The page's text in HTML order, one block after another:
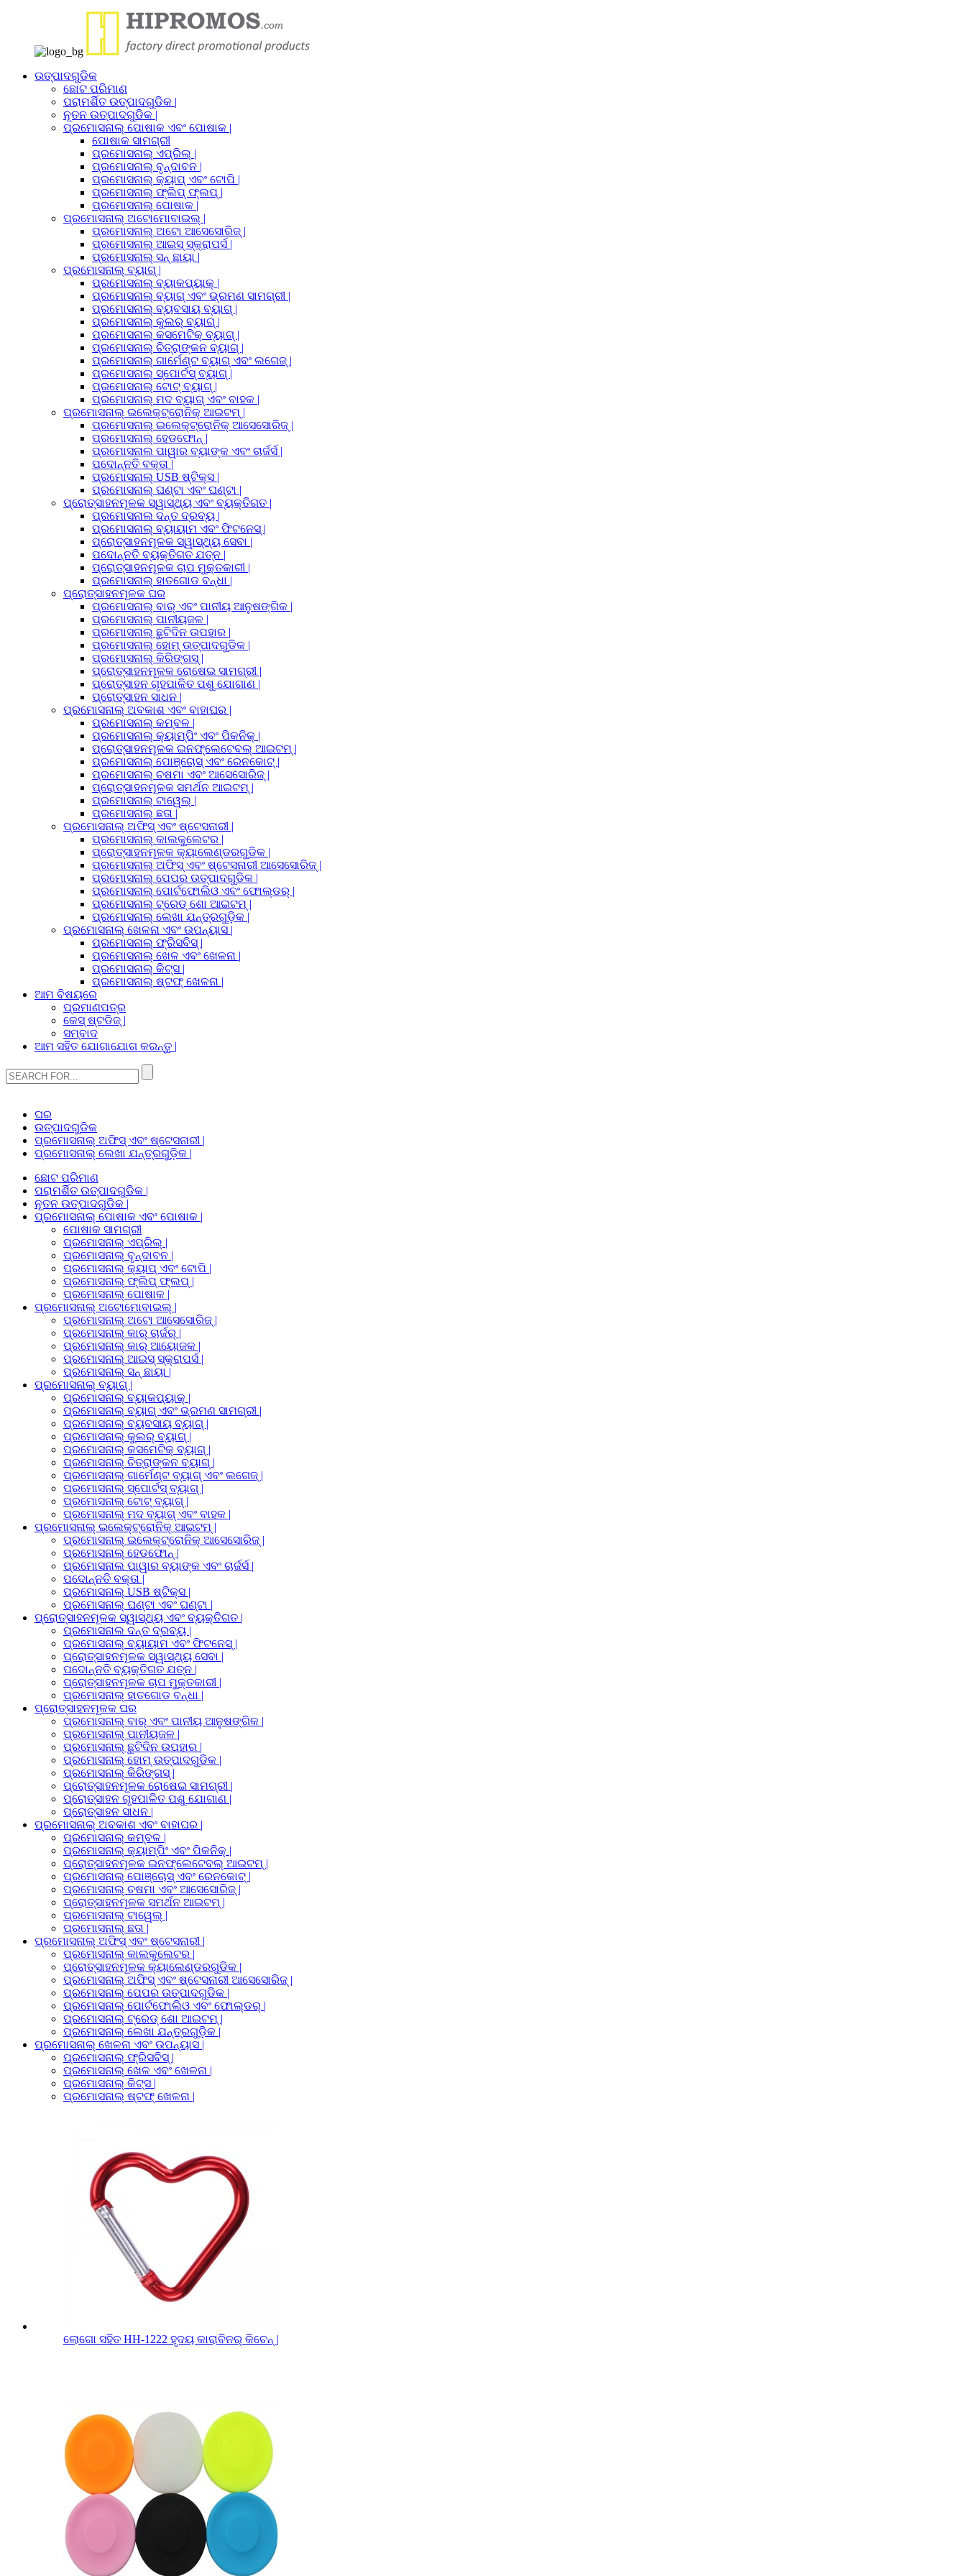
ଉତ୍ପାଦଗୁଡିକ
ଛୋଟ ପରିମାଣ
ପରାମର୍ଶିତ ଉତ୍ପାଦଗୁଡିକ |
ନୂତନ ଉତ୍ପାଦଗୁଡିକ |
ପ୍ରମୋସନାଲ୍ ପୋଷାକ ଏବଂ ପୋଷାକ |
ପୋଷାକ ସାମଗ୍ରୀ
ପ୍ରମୋସନାଲ୍ ଏପ୍ରିଲ୍ |
ପ୍ରମୋସନାଲ୍ ବୃନ୍ଦାବନ |
ପ୍ରମୋସନାଲ୍ କ୍ୟାପ୍ ଏବଂ ଟୋପି |
ପ୍ରମୋସନାଲ୍ ଫ୍ଲିପ୍ ଫ୍ଲପ୍ |
ପ୍ରମୋସନାଲ୍ ପୋଷାକ |
ପ୍ରମୋସନାଲ୍ ଅଟୋମୋବାଇଲ୍ |
ପ୍ରମୋସନାଲ୍ ଅଟୋ ଆସେସୋରିଜ୍ |
ପ୍ରମୋସନାଲ୍ ଆଇସ୍ ସ୍କ୍ରାପର୍ସ |
ପ୍ରମୋସନାଲ୍ ସନ୍ ଛାୟା |
ପ୍ରମୋସନାଲ୍ ବ୍ୟାଗ୍ |
ପ୍ରମୋସନାଲ୍ ବ୍ୟାକପ୍ୟାକ୍ |
ପ୍ରମୋସନାଲ୍ ବ୍ୟାଗ୍ ଏବଂ ଭ୍ରମଣ ସାମଗ୍ରୀ |
ପ୍ରମୋସନାଲ୍ ବ୍ୟବସାୟ ବ୍ୟାଗ୍ |
ପ୍ରମୋସନାଲ୍ କୁଲର୍ ବ୍ୟାଗ୍ |
ପ୍ରମୋସନାଲ୍ କସମେଟିକ୍ ବ୍ୟାଗ୍ |
ପ୍ରମୋସନାଲ୍ ଚିତ୍ରାଙ୍କନ ବ୍ୟାଗ୍ |
ପ୍ରମୋସନାଲ୍ ଗାର୍ମେଣ୍ଟ ବ୍ୟାଗ୍ ଏବଂ ଲଗେଜ୍ |
ପ୍ରମୋସନାଲ୍ ସ୍ପୋର୍ଟସ୍ ବ୍ୟାଗ୍ |
ପ୍ରମୋସନାଲ୍ ଟୋଟ୍ ବ୍ୟାଗ୍ |
ପ୍ରମୋସନାଲ୍ ମଦ ବ୍ୟାଗ୍ ଏବଂ ବାହକ |
ପ୍ରମୋସନାଲ୍ ଇଲେକ୍ଟ୍ରୋନିକ୍ ଆଇଟମ୍ |
ପ୍ରମୋସନାଲ୍ ଇଲେକ୍ଟ୍ରୋନିକ୍ ଆସେସୋରିଜ୍ |
ପ୍ରମୋସନାଲ୍ ହେଡଫୋନ୍ |
ପ୍ରମୋସନାଲ ପାୱାର ବ୍ୟାଙ୍କ ଏବଂ ଚାର୍ଜର୍ସ |
ପଦୋନ୍ନତି ବକ୍ତା |
ପ୍ରମୋସନାଲ୍ USB ଷ୍ଟିକ୍ସ |
ପ୍ରମୋସନାଲ୍ ଘଣ୍ଟା ଏବଂ ଘଣ୍ଟା |
ପ୍ରୋତ୍ସାହନମୂଳକ ସ୍ୱାସ୍ଥ୍ୟ ଏବଂ ବ୍ୟକ୍ତିଗତ |
ପ୍ରମୋସନାଲ ଦନ୍ତ ଦ୍ରବ୍ୟ |
ପ୍ରମୋସନାଲ୍ ବ୍ୟାୟାମ ଏବଂ ଫିଟନେସ୍ |
ପ୍ରୋତ୍ସାହନମୂଳକ ସ୍ୱାସ୍ଥ୍ୟ ସେବା |
ପଦୋନ୍ନତି ବ୍ୟକ୍ତିଗତ ଯତ୍ନ |
ପ୍ରୋତ୍ସାହନମୂଳକ ଚାପ ମୁକ୍ତକାରୀ |
ପ୍ରମୋସନାଲ୍ ହାତଗୋଡ ବନ୍ଧା |
ପ୍ରୋତ୍ସାହନମୂଳକ ଘର
ପ୍ରମୋସନାଲ୍ ବାର୍ ଏବଂ ପାନୀୟ ଆନୁଷଙ୍ଗିକ |
ପ୍ରମୋସନାଲ୍ ପାନୀୟଜଳ |
ପ୍ରମୋସନାଲ୍ ଛୁଟିଦିନ ଉପହାର |
ପ୍ରମୋସନାଲ୍ ହୋମ୍ ଉତ୍ପାଦଗୁଡିକ |
ପ୍ରମୋସନାଲ୍ କିରିଙ୍ଗସ୍ |
ପ୍ରୋତ୍ସାହନମୂଳକ ରୋଷେଇ ସାମଗ୍ରୀ |
ପ୍ରୋତ୍ସାହନ ଗୃହପାଳିତ ପଶୁ ଯୋଗାଣ |
ପ୍ରୋତ୍ସାହନ ସାଧନ |
ପ୍ରମୋସନାଲ୍ ଅବକାଶ ଏବଂ ବାହାଘର |
ପ୍ରମୋସନାଲ୍ କମ୍ବଳ |
ପ୍ରମୋସନାଲ୍ କ୍ୟାମ୍ପିଂ ଏବଂ ପିକନିକ୍ |
ପ୍ରୋତ୍ସାହନମୂଳକ ଇନଫ୍ଲେଟେବଲ୍ ଆଇଟମ୍ |
ପ୍ରମୋସନାଲ୍ ପୋଞ୍ଚୋସ୍ ଏବଂ ରେନକୋଟ୍ |
ପ୍ରମୋସନାଲ୍ ଚଷମା ଏବଂ ଆସେସୋରିଜ୍ |
ପ୍ରୋତ୍ସାହନମୂଳକ ସମର୍ଥନ ଆଇଟମ୍ |
ପ୍ରମୋସନାଲ୍ ଟାୱେଲ୍ |
ପ୍ରମୋସନାଲ୍ ଛତା |
ପ୍ରମୋସନାଲ୍ ଅଫିସ୍ ଏବଂ ଷ୍ଟେସନାରୀ |
ପ୍ରମୋସନାଲ୍ କାଲକୁଲେଟର |
ପ୍ରୋତ୍ସାହନମୂଳକ କ୍ୟାଲେଣ୍ଡରଗୁଡିକ |
ପ୍ରମୋସନାଲ୍ ଅଫିସ୍ ଏବଂ ଷ୍ଟେସନାରୀ ଆସେସୋରିଜ୍ |
ପ୍ରମୋସନାଲ୍ ପେପର ଉତ୍ପାଦଗୁଡିକ |
ପ୍ରମୋସନାଲ୍ ପୋର୍ଟଫୋଲିଓ ଏବଂ ଫୋଲ୍ଡର୍ |
ପ୍ରମୋସନାଲ୍ ଟ୍ରେଡ୍ ଶୋ ଆଇଟମ୍ |
ପ୍ରମୋସନାଲ୍ ଲେଖା ଯନ୍ତ୍ରଗୁଡ଼ିକ |
ପ୍ରମୋସନାଲ୍ ଖେଳନା ଏବଂ ଉପନ୍ୟାସ |
ପ୍ରମୋସନାଲ୍ ଫ୍ରିସବିସ୍ |
ପ୍ରମୋସନାଲ୍ ଖେଳ ଏବଂ ଖେଳନା |
ପ୍ରମୋସନାଲ୍ କିଟ୍ସ |
ପ୍ରମୋସନାଲ୍ ଷ୍ଟଫ୍ ଖେଳନା |
ଆମ ବିଷୟରେ
ପ୍ରମାଣପତ୍ର
କେସ୍ ଷ୍ଟଡିଜ୍ |
ସମ୍ବାଦ
ଆମ ସହିତ ଯୋଗାଯୋଗ କରନ୍ତୁ |
ଘର
ଉତ୍ପାଦଗୁଡିକ
ପ୍ରମୋସନାଲ୍ ଅଫିସ୍ ଏବଂ ଷ୍ଟେସନାରୀ |
ପ୍ରମୋସନାଲ୍ ଲେଖା ଯନ୍ତ୍ରଗୁଡ଼ିକ |
ଛୋଟ ପରିମାଣ
ପରାମର୍ଶିତ ଉତ୍ପାଦଗୁଡିକ |
ନୂତନ ଉତ୍ପାଦଗୁଡିକ |
ପ୍ରମୋସନାଲ୍ ପୋଷାକ ଏବଂ ପୋଷାକ |
ପୋଷାକ ସାମଗ୍ରୀ
ପ୍ରମୋସନାଲ୍ ଏପ୍ରିଲ୍ |
ପ୍ରମୋସନାଲ୍ ବୃନ୍ଦାବନ |
ପ୍ରମୋସନାଲ୍ କ୍ୟାପ୍ ଏବଂ ଟୋପି |
ପ୍ରମୋସନାଲ୍ ଫ୍ଲିପ୍ ଫ୍ଲପ୍ |
ପ୍ରମୋସନାଲ୍ ପୋଷାକ |
ପ୍ରମୋସନାଲ୍ ଅଟୋମୋବାଇଲ୍ |
ପ୍ରମୋସନାଲ୍ ଅଟୋ ଆସେସୋରିଜ୍ |
ପ୍ରମୋସନାଲ୍ କାର୍ ଚାର୍ଜର୍ |
ପ୍ରମୋସନାଲ୍ କାର୍ ଆୟୋଜକ |
ପ୍ରମୋସନାଲ୍ ଆଇସ୍ ସ୍କ୍ରାପର୍ସ |
ପ୍ରମୋସନାଲ୍ ସନ୍ ଛାୟା |
ପ୍ରମୋସନାଲ୍ ବ୍ୟାଗ୍ |
ପ୍ରମୋସନାଲ୍ ବ୍ୟାକପ୍ୟାକ୍ |
ପ୍ରମୋସନାଲ୍ ବ୍ୟାଗ୍ ଏବଂ ଭ୍ରମଣ ସାମଗ୍ରୀ |
ପ୍ରମୋସନାଲ୍ ବ୍ୟବସାୟ ବ୍ୟାଗ୍ |
ପ୍ରମୋସନାଲ୍ କୁଲର୍ ବ୍ୟାଗ୍ |
ପ୍ରମୋସନାଲ୍ କସମେଟିକ୍ ବ୍ୟାଗ୍ |
ପ୍ରମୋସନାଲ୍ ଚିତ୍ରାଙ୍କନ ବ୍ୟାଗ୍ |
ପ୍ରମୋସନାଲ୍ ଗାର୍ମେଣ୍ଟ ବ୍ୟାଗ୍ ଏବଂ ଲଗେଜ୍ |
ପ୍ରମୋସନାଲ୍ ସ୍ପୋର୍ଟସ୍ ବ୍ୟାଗ୍ |
ପ୍ରମୋସନାଲ୍ ଟୋଟ୍ ବ୍ୟାଗ୍ |
ପ୍ରମୋସନାଲ୍ ମଦ ବ୍ୟାଗ୍ ଏବଂ ବାହକ |
ପ୍ରମୋସନାଲ୍ ଇଲେକ୍ଟ୍ରୋନିକ୍ ଆଇଟମ୍ |
ପ୍ରମୋସନାଲ୍ ଇଲେକ୍ଟ୍ରୋନିକ୍ ଆସେସୋରିଜ୍ |
ପ୍ରମୋସନାଲ୍ ହେଡଫୋନ୍ |
ପ୍ରମୋସନାଲ ପାୱାର ବ୍ୟାଙ୍କ ଏବଂ ଚାର୍ଜର୍ସ |
ପଦୋନ୍ନତି ବକ୍ତା |
ପ୍ରମୋସନାଲ୍ USB ଷ୍ଟିକ୍ସ |
ପ୍ରମୋସନାଲ୍ ଘଣ୍ଟା ଏବଂ ଘଣ୍ଟା |
ପ୍ରୋତ୍ସାହନମୂଳକ ସ୍ୱାସ୍ଥ୍ୟ ଏବଂ ବ୍ୟକ୍ତିଗତ |
ପ୍ରମୋସନାଲ ଦନ୍ତ ଦ୍ରବ୍ୟ |
ପ୍ରମୋସନାଲ୍ ବ୍ୟାୟାମ ଏବଂ ଫିଟନେସ୍ |
ପ୍ରୋତ୍ସାହନମୂଳକ ସ୍ୱାସ୍ଥ୍ୟ ସେବା |
ପଦୋନ୍ନତି ବ୍ୟକ୍ତିଗତ ଯତ୍ନ |
ପ୍ରୋତ୍ସାହନମୂଳକ ଚାପ ମୁକ୍ତକାରୀ |
ପ୍ରମୋସନାଲ୍ ହାତଗୋଡ ବନ୍ଧା |
ପ୍ରୋତ୍ସାହନମୂଳକ ଘର
ପ୍ରମୋସନାଲ୍ ବାର୍ ଏବଂ ପାନୀୟ ଆନୁଷଙ୍ଗିକ |
ପ୍ରମୋସନାଲ୍ ପାନୀୟଜଳ |
ପ୍ରମୋସନାଲ୍ ଛୁଟିଦିନ ଉପହାର |
ପ୍ରମୋସନାଲ୍ ହୋମ୍ ଉତ୍ପାଦଗୁଡିକ |
ପ୍ରମୋସନାଲ୍ କିରିଙ୍ଗସ୍ |
ପ୍ରୋତ୍ସାହନମୂଳକ ରୋଷେଇ ସାମଗ୍ରୀ |
ପ୍ରୋତ୍ସାହନ ଗୃହପାଳିତ ପଶୁ ଯୋଗାଣ |
ପ୍ରୋତ୍ସାହନ ସାଧନ |
ପ୍ରମୋସନାଲ୍ ଅବକାଶ ଏବଂ ବାହାଘର |
ପ୍ରମୋସନାଲ୍ କମ୍ବଳ |
ପ୍ରମୋସନାଲ୍ କ୍ୟାମ୍ପିଂ ଏବଂ ପିକନିକ୍ |
ପ୍ରୋତ୍ସାହନମୂଳକ ଇନଫ୍ଲେଟେବଲ୍ ଆଇଟମ୍ |
ପ୍ରମୋସନାଲ୍ ପୋଞ୍ଚୋସ୍ ଏବଂ ରେନକୋଟ୍ |
ପ୍ରମୋସନାଲ୍ ଚଷମା ଏବଂ ଆସେସୋରିଜ୍ |
ପ୍ରୋତ୍ସାହନମୂଳକ ସମର୍ଥନ ଆଇଟମ୍ |
ପ୍ରମୋସନାଲ୍ ଟାୱେଲ୍ |
ପ୍ରମୋସନାଲ୍ ଛତା |
ପ୍ରମୋସନାଲ୍ ଅଫିସ୍ ଏବଂ ଷ୍ଟେସନାରୀ |
ପ୍ରମୋସନାଲ୍ କାଲକୁଲେଟର |
ପ୍ରୋତ୍ସାହନମୂଳକ କ୍ୟାଲେଣ୍ଡରଗୁଡିକ |
ପ୍ରମୋସନାଲ୍ ଅଫିସ୍ ଏବଂ ଷ୍ଟେସନାରୀ ଆସେସୋରିଜ୍ |
ପ୍ରମୋସନାଲ୍ ପେପର ଉତ୍ପାଦଗୁଡିକ |
ପ୍ରମୋସନାଲ୍ ପୋର୍ଟଫୋଲିଓ ଏବଂ ଫୋଲ୍ଡର୍ |
ପ୍ରମୋସନାଲ୍ ଟ୍ରେଡ୍ ଶୋ ଆଇଟମ୍ |
ପ୍ରମୋସନାଲ୍ ଲେଖା ଯନ୍ତ୍ରଗୁଡ଼ିକ |
ପ୍ରମୋସନାଲ୍ ଖେଳନା ଏବଂ ଉପନ୍ୟାସ |
ପ୍ରମୋସନାଲ୍ ଫ୍ରିସବିସ୍ |
ପ୍ରମୋସନାଲ୍ ଖେଳ ଏବଂ ଖେଳନା |
ପ୍ରମୋସନାଲ୍ କିଟ୍ସ |
ପ୍ରମୋସନାଲ୍ ଷ୍ଟଫ୍ ଖେଳନା |
ଲୋଗୋ ସହିତ HH-1222 ହୃଦୟ କାରାବିନର୍ କିଚେନ୍ |